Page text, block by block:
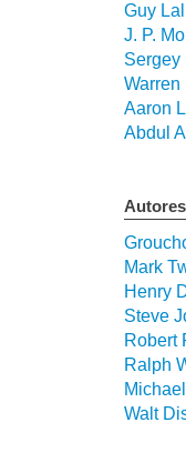
Guy
J. P.
Sergey
Warren
Aaron
Abdul
Mark
Henry
Steve
Robert
Ralph
Walt